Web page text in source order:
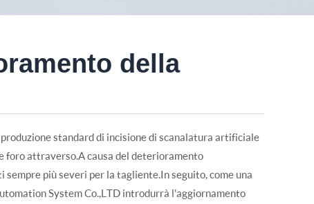
della
standard di incisione di scanalatura artificiale
foro attraverso.A causa del deterioramento
più severi per la tagliente.In seguito, come una
System Co.,LTD introdurrà l'aggiornamento